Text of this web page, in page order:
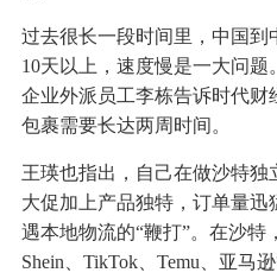
过去很长一段时间里，中国到
10天以上，速度慢是一大问
企业外派员工李栋告诉时代财
包裹需要长达两周时间。
王瑛也指出，自己在做沙特独
大促加上产品独特，订单量
遇本地物流的“鞭打”。在沙特
Shein、TikTok、Temu、亚马